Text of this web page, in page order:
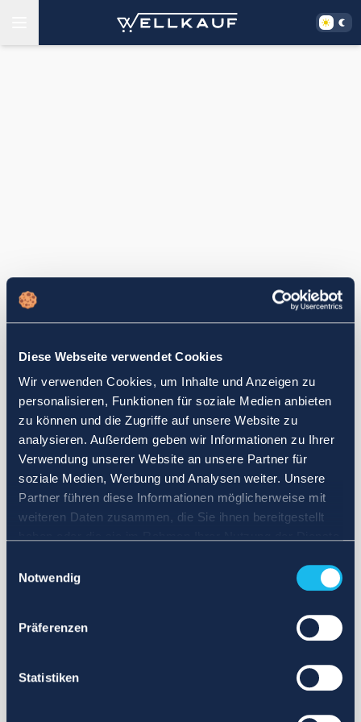
Diese Webseite verwendet Cookies
Wir verwenden Cookies, um Inhalte und Anzeigen zu
personalisieren, Funktionen für soziale Medien anbieten
zu können und die Zugriffe auf unsere Website zu
analysieren. Außerdem geben wir Informationen zu Ihrer
Verwendung unserer Website an unsere Partner für
soziale Medien, Werbung und Analysen weiter. Unsere
Partner führen diese Informationen möglicherweise mit
weiteren Daten zusammen, die Sie ihnen bereitgestellt
Notwendig
Präferenzen
Statistiken